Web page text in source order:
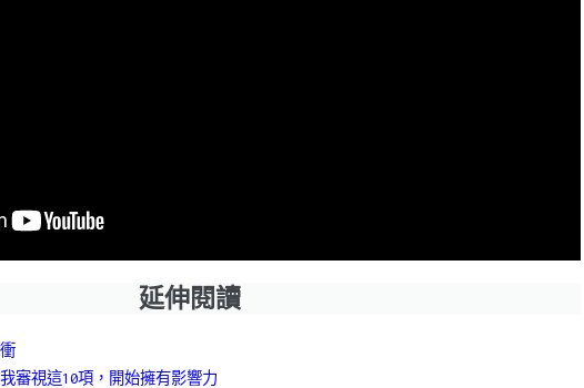
延伸閱讀
審視這10項，開始擁有影響力